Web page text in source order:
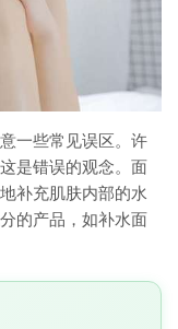
一些常见误区。许
是错误的观念。面
补充肌肤内部的水
的产品，如补水面